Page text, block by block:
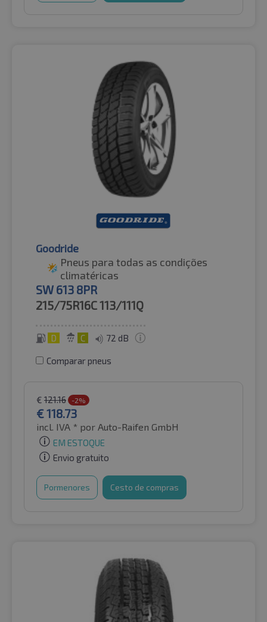
Goodride
Pneus para todas as condições
climatéricas
SW 613 8PR
215/75R16C113/111Q
D C 72 dB
Comparar pneus
€ 121.16 -2%
€118.73
incl. IVA * por Auto-Raifen GmbH
EM ESTOQUE
Envio gratuito
Pormenores Cesto de compras